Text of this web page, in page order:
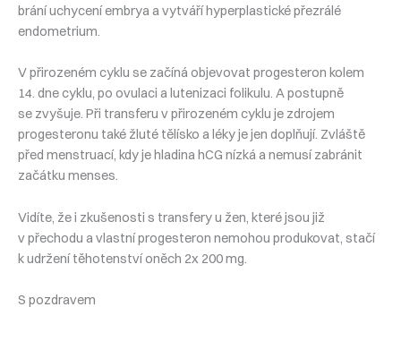
brání uchycení embrya a vytváří hyperplastické přezrálé
endometrium.
V přirozeném cyklu se začíná objevovat progesteron kolem
14. dne cyklu, po ovulaci a lutenizaci folikulu. A postupně
se zvyšuje. Při transferu v přirozeném cyklu je zdrojem
progesteronu také žluté tělísko a léky je jen doplňují. Zvláště
před menstruací, kdy je hladina hCG nízká a nemusí zabránit
začátku menses.
Vidíte, že i zkušenosti s transfery u žen, které jsou již
v přechodu a vlastní progesteron nemohou produkovat, stačí
k udržení těhotenství oněch 2x 200 mg.
S pozdravem